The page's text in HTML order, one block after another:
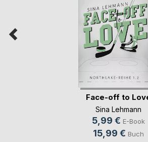
Face-off to
Sina Lehmann
5,99 € E-Book
15,99 € Buch